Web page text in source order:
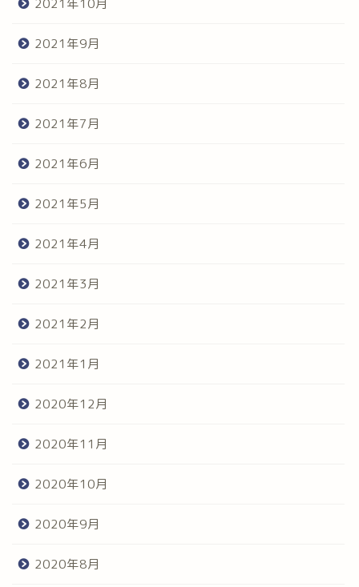
2021年10月
2021年9月
2021年8月
2021年7月
2021年6月
2021年5月
2021年4月
2021年3月
2021年2月
2021年1月
2020年12月
2020年11月
2020年10月
2020年9月
2020年8月